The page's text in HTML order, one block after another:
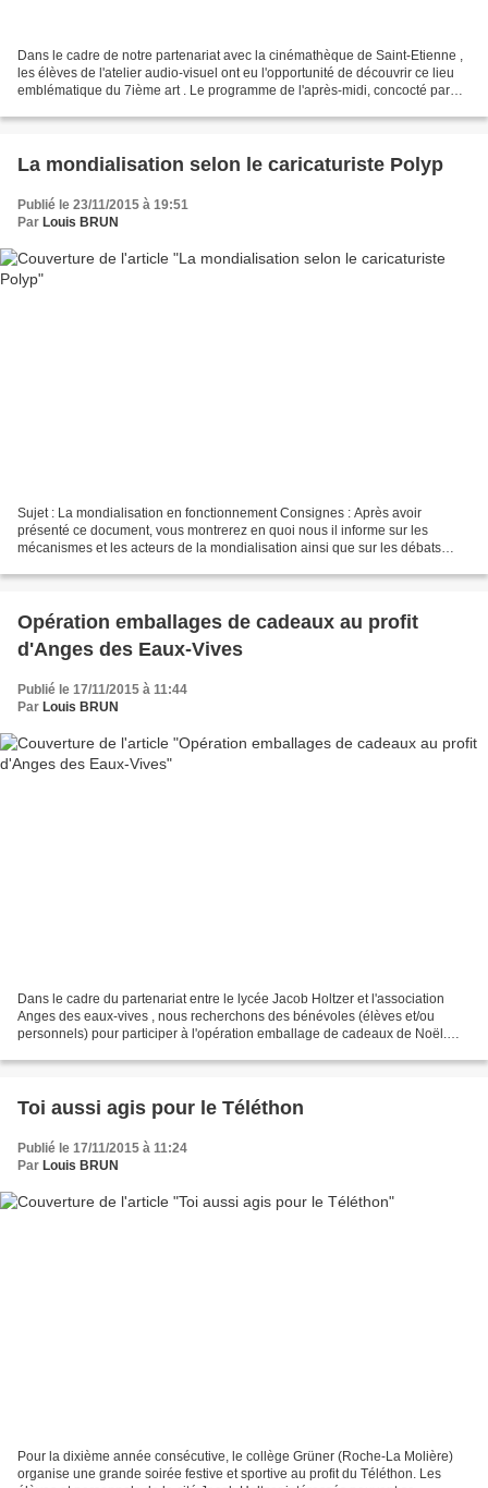
Dans le cadre de notre partenariat avec la cinémathèque de Saint-Etienne ,
les élèves de l'atelier audio-visuel ont eu l'opportunité de découvrir ce lieu
emblématique du 7ième art . Le programme de l'après-midi, concocté par
La mondialisation selon le caricaturiste Polyp
Publié le 23/11/2015 à 19:51
Par Louis BRUN
Sujet : La mondialisation en fonctionnement Consignes : Après avoir
présenté ce document, vous montrerez en quoi nous il informe sur les
mécanismes et les acteurs de la mondialisation ainsi que sur les débats
Opération emballages de cadeaux au profit
d'Anges des Eaux-Vives
Publié le 17/11/2015 à 11:44
Par Louis BRUN
Dans le cadre du partenariat entre le lycée Jacob Holtzer et l'association
Anges des eaux-vives , nous recherchons des bénévoles (élèves et/ou
personnels) pour participer à l'opération emballage de cadeaux de Noël.
Toi aussi agis pour le Téléthon
Publié le 17/11/2015 à 11:24
Par Louis BRUN
Pour la dixième année consécutive, le collège Grüner (Roche-La Molière)
organise une grande soirée festive et sportive au profit du Téléthon. Les